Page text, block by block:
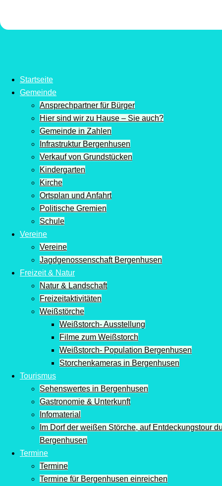
Startseite
Gemeinde
Ansprechpartner für Bürger
Hier sind wir zu Hause – Sie auch?
Gemeinde in Zahlen
Infrastruktur Bergenhusen
Verkauf von Grundstücken
Kindergarten
Kirche
Ortsplan und Anfahrt
Politische Gremien
Schule
Vereine
Vereine
Jagdgenossenschaft Bergenhusen
Freizeit & Natur
Natur & Landschaft
Freizeitaktivitäten
Weißstörche
Weißstorch- Ausstellung
Filme zum Weißstorch
Weißstorch- Population Bergenhusen
Storchenkameras in Bergenhusen
Tourismus
Sehenswertes in Bergenhusen
Gastronomie & Unterkunft
Infomaterial
Im Dorf der weißen Störche, auf Entdeckungstour
Bergenhusen
Termine
Termine
Termine für Bergenhusen einreichen